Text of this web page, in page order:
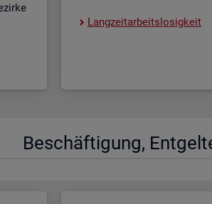
Lang­zeit­ar­beits­lo­sig­keit
Be­schäf­ti­gung,